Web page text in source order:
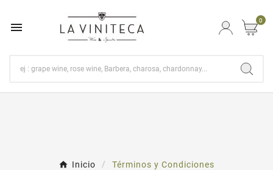
 0
Inicio Términos y Condiciones